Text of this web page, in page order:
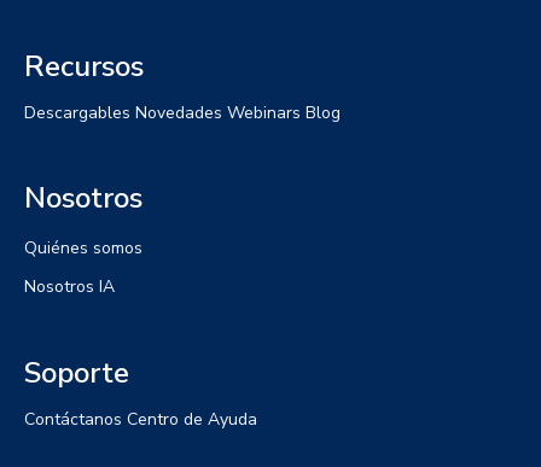
Recursos
Descargables Novedades Webinars Blog
Nosotros
Quiénes somos
Nosotros IA
Soporte
Contáctanos Centro de Ayuda